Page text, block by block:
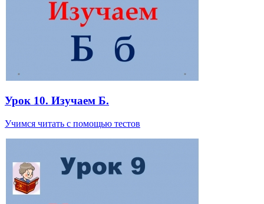
Урок 10. Изучаем Б.
Учимся читать с помощью тестов